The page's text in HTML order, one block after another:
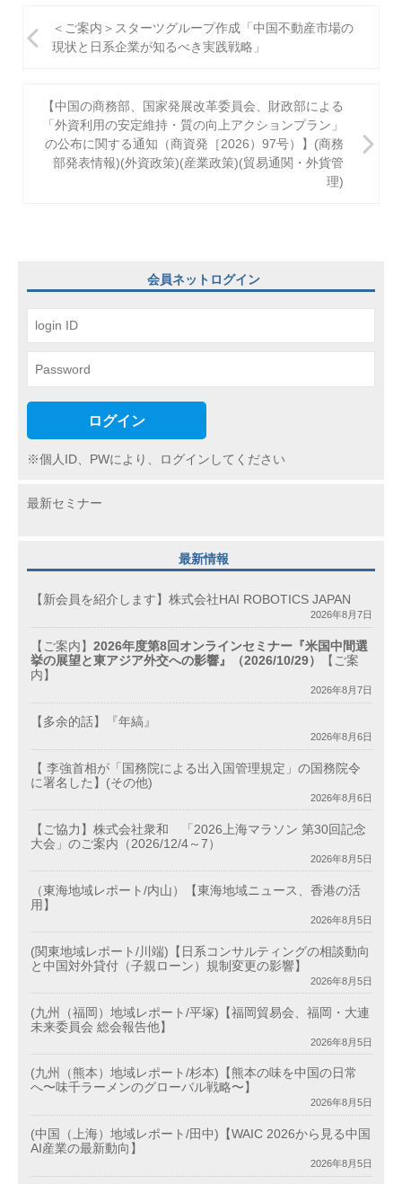
稿
＜ご案内＞スターツグループ作成「中国不動産市場の
現状と日系企業が知るべき実践戦略」
【中国の商務部、国家発展改革委員会、財政部による
「外資利用の安定維持・質の向上アクションプラン」
の公布に関する通知（商資発［2026）97号）】(商務
部発表情報)(外資政策)(産業政策)(貿易通関・外貨管
理)
会員ネットログイン
ログイン
※個人ID、PWにより、ログインしてください
最新セミナー
最新情報
【新会員を紹介します】株式会社HAI ROBOTICS JAPAN
2026年8月7日
【ご案内】 2026年度第8回オンラインセミナー『米国中間選
挙の展望と東アジア外交への影響』（2026/10/29）
【ご案
内】
2026年8月7日
【多余的話】『年縞』
2026年8月6日
【 李強首相が「国務院による出入国管理規定」の国務院令
に署名した】(その他)
2026年8月6日
【ご協力】株式会社衆和 「2026上海マラソン 第30回記念
大会」のご案内（2026/12/4～7）
2026年8月5日
（東海地域レポート/内山）【東海地域ニュース、香港の活
用】
2026年8月5日
(関東地域レポート/川端)【日系コンサルティングの相談動向
と中国対外貸付（子親ローン）規制変更の影響】
2026年8月5日
(九州（福岡）地域レポート/平塚)【福岡貿易会、福岡・大連
未来委員会 総会報告他】
2026年8月5日
(九州（熊本）地域レポート/杉本)【熊本の味を中国の日常
へ〜味千ラーメンのグローバル戦略〜】
2026年8月5日
(中国（上海）地域レポート/田中)【WAIC 2026から見る中国
AI産業の最新動向】
2026年8月5日